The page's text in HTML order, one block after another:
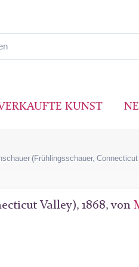
KUNST
(Frühlingsschauer,
Valley), 1868, von